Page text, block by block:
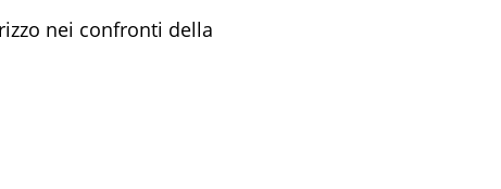
nei confronti della